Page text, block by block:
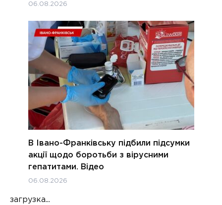
06.08.2026
В Івано-Франківську підбили підсумки
акції щодо боротьби з вірусними
гепатитами. Відео
06.08.2026
загрузка...